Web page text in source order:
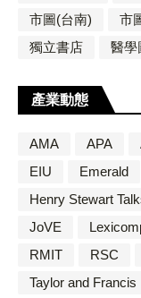
市圖(台南)
市
獨立書店
醫學
產業動態
AMA APA
EIU
Emerald
Henry Stewart
JoVE
RMIT
RSC
Taylor and Francis